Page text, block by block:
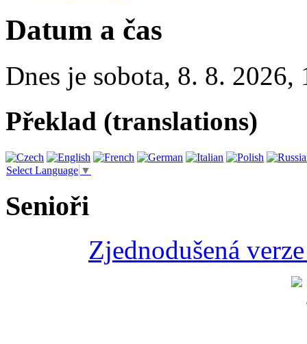
Datum a čas
Dnes je sobota, 8. 8. 2026,
Překlad (translations)
Select Language ▼
Senioři
Zjednodušená